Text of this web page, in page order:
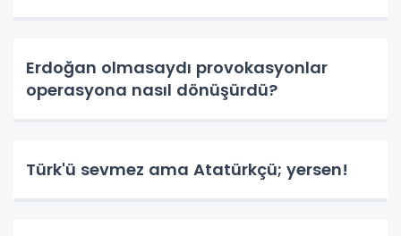
Erdoğan olmasaydı provokasyonlar
operasyona nasıl dönüşürdü?
Türk'ü sevmez ama Atatürkçü; yersen!